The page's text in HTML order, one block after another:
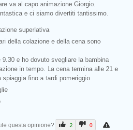
va al capo animazione Giorgio.
e ci siamo divertiti tantissimo.
superlativa
della colazione e della cena sono
9.30 e ho dovuto svegliare la bambina
in tempo. La cena termina alle 21 e
fino a tardi pomeriggio.
questa opinione? 2 0